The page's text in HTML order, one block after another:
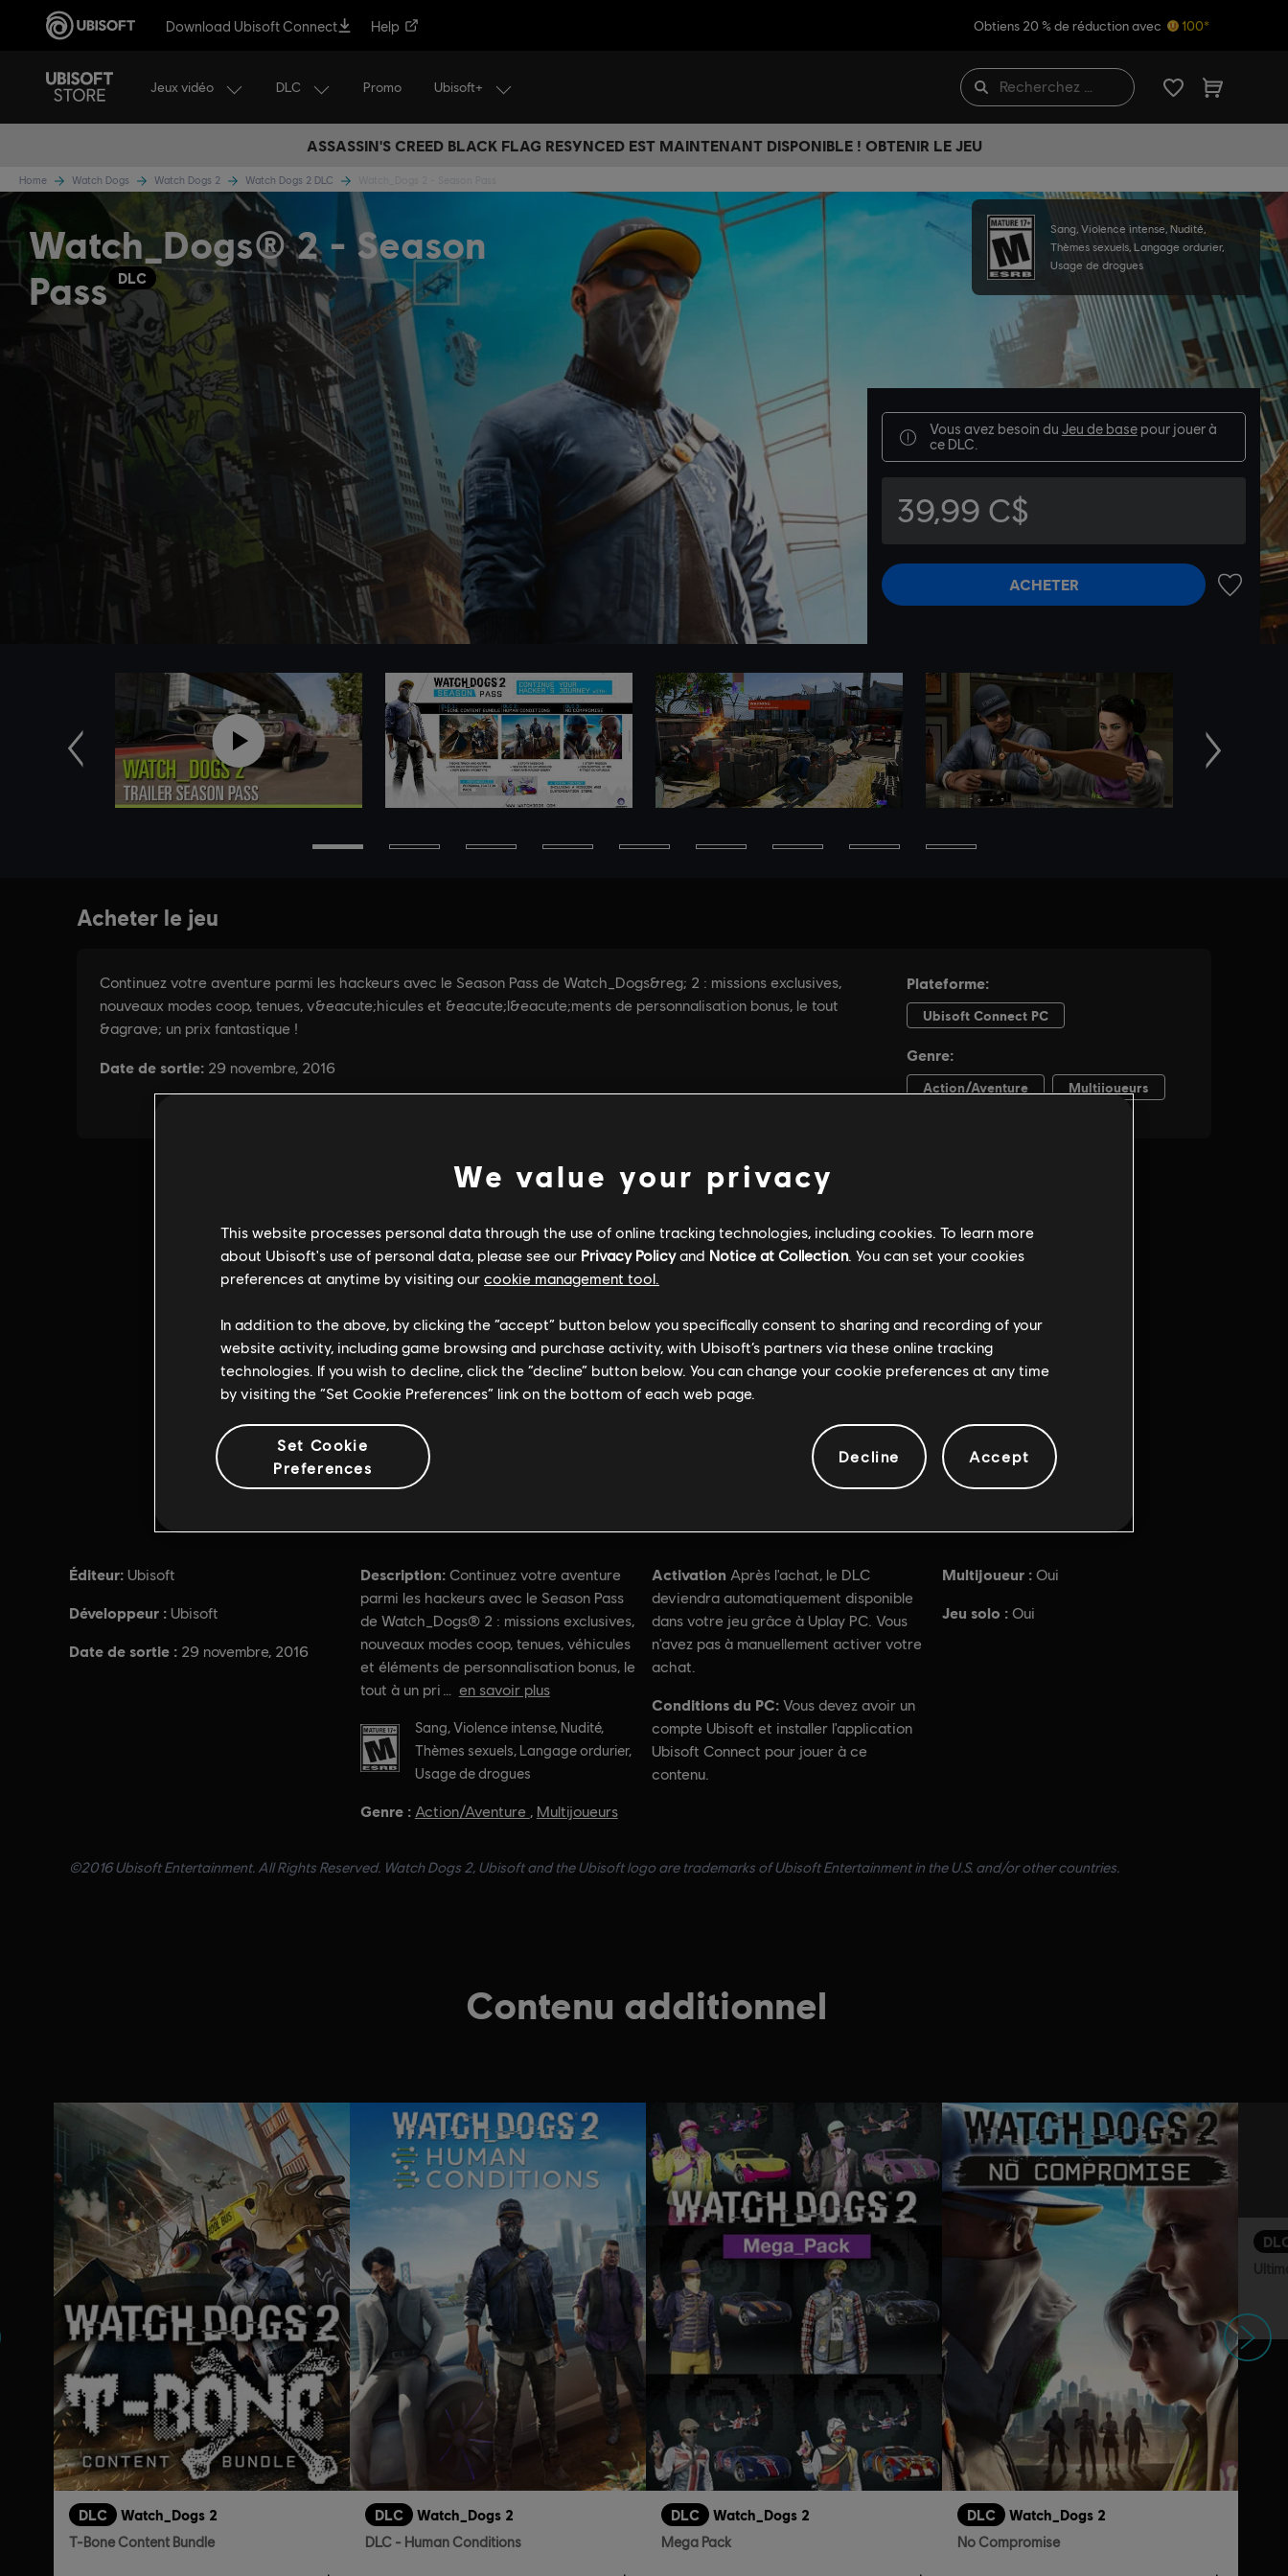
Download Ubisoft Connect Help Obtiens 20 % de réduction avec 100*
Jeux vidéo DLC Promo Ubisoft+
ASSASSIN'S CREED BLACK FLAG RESYNCED EST MAINTENANT DISPONIBLE ! OBTENIR LE JEU
Home Watch Dogs Watch Dogs 2 Watch Dogs 2 DLC
Sang, Violence intense, Nudité,
Thèmes sexuels, Langage ordurier,
Usage de drogues
Watch_Dogs® 2 - Season
Pass
DLC
Vous avez besoin du Jeu de basepour jouer à
ce DLC.
39,99 C$
ACHETER
Précédent Suivant
Éditeur: Ubisoft
Développeur : Ubisoft
Date de sortie : 29 novembre, 2016
Description: Continuez votre aventure
parmi les hackeurs avec le Season Pass
de Watch_Dogs® 2 : missions exclusives,
nouveaux modes coop, tenues, véhicules
et éléments de personnalisation bonus, le
tout à un pri
en savoir plus
PEGI :
Sang, Violence intense, Nudité,
Thèmes sexuels, Langage ordurier,
Usage de drogues
Genre : Action/Aventure , Multijoueurs
Activation Après l'achat, le DLC
deviendra automatiquement disponible
dans votre jeu grâce à Uplay PC. Vous
n'avez pas à manuellement activer votre
achat.
Conditions du PC: Vous devez avoir un
compte Ubisoft et installer l'application
Ubisoft Connect pour jouer à ce
contenu.
Multijoueur : Oui
Jeu solo : Oui
©2016 Ubisoft Entertainment. All Rights Reserved. Watch Dogs 2, Ubisoft and the Ubisoft logo are trademarks of Ubisoft Entertainment in the U.S. and/or other countries.
Contenu additionnel
DLC Watch_Dogs 2
T-Bone Content Bundle
DLC Watch_Dogs 2
DLC - Human Conditions
DLC Watch_Dogs 2
Mega Pack
DLC Watch_Dogs 2
No Compromise
Suivant
We value your privacy
This website processes personal data through the use of online tracking technologies, including cookies. To learn more
about Ubisoft's use of personal data, please see our Privacy Policyand Notice at Collection. You can set your cookies
preferences at anytime by visiting our cookie management tool.
In addition to the above, by clicking the “accept” button below you specifically consent to sharing and recording of your
website activity, including game browsing and purchase activity, with Ubisoft’s partners via these online tracking
technologies. If you wish to decline, click the “decline” button below. You can change your cookie preferences at any time
by visiting the “Set Cookie Preferences” link on the bottom of each web page.
Set Cookie
Preferences
Decline Accept